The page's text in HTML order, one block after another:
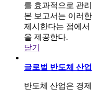
를 효과적으로 관
본 보고서는 이러
제시한다는 점에
을 제공한다.
닫기
글로벌 반도체 산
반도체 산업은 경